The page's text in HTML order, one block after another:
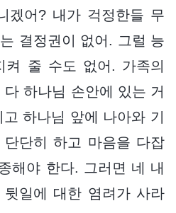
겠어? 내가 걱정한들 무
결정권이 없어. 그럴 능
켜 줄 수도 없어. 가족의
하나님 손안에 있는 거
고 하나님 앞에 나아와 기
단히 하고 마음을 다잡
해야 한다. 그러면 네 내
일에 대한 염려가 사라